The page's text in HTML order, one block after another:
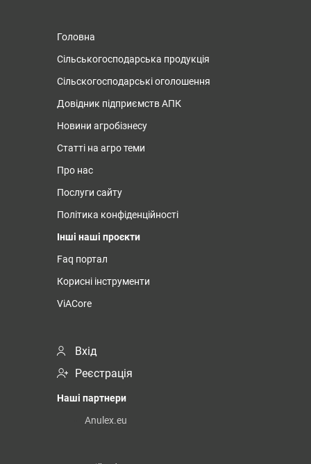
Головна
Сільськогосподарська продукція
Сільскогосподарські оголошення
Довідник підприємств АПК
Новини агробізнесу
Статті на агро теми
Про нас
Послуги сайту
Політика конфіденційності
Інші наші проєкти
Faq портал
Корисні інструменти
ViACore
Вхід
Реєстрація
Наші партнери
Anulex.eu